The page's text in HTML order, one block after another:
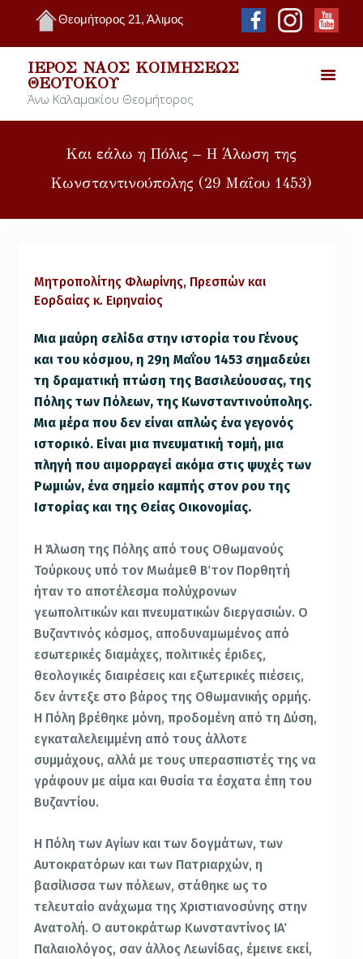
Θεομήτορος 21, Άλιμος
ΙΕΡΌΣ ΝΑΌΣ ΚΟΙΜΉΣΕΩΣ
ΘΕΟΤΌΚΟΥ
Άνω Καλαμακίου Θεομήτορος
Και εάλω η Πόλις – Η Άλωση της
Κωνσταντινούπολης (29 Μαΐου 1453)
Μητροπολίτης Φλωρίνης, Πρεσπών και
Εορδαίας κ. Ειρηναίος
Μια μαύρη σελίδα στην ιστορία του Γένους
και του κόσμου, η 29η Μαΐου 1453 σημαδεύει
τη δραματική πτώση της Βασιλεύουσας, της
Πόλης των Πόλεων, της Κωνσταντινούπολης.
Μια μέρα που δεν είναι απλώς ένα γεγονός
ιστορικό. Είναι μια πνευματική τομή, μια
πληγή που αιμορραγεί ακόμα στις ψυχές των
Ρωμιών, ένα σημείο καμπής στον ρου της
Ιστορίας και της Θείας Οικονομίας.
Η Άλωση της Πόλης από τους Οθωμανούς
Τούρκους υπό τον Μωάμεθ Β΄ τον Πορθητή
ήταν το αποτέλεσμα πολύχρονων
γεωπολιτικών και πνευματικών διεργασιών. Ο
Βυζαντινός κόσμος, αποδυναμωμένος από
εσωτερικές διαμάχες, πολιτικές έριδες,
θεολογικές διαιρέσεις και εξωτερικές πιέσεις,
δεν άντεξε στο βάρος της Οθωμανικής ορμής.
Η Πόλη βρέθηκε μόνη, προδομένη από τη Δύση,
εγκαταλελειμμένη από τους άλλοτε
συμμάχους, αλλά με τους υπερασπιστές της να
γράφουν με αίμα και θυσία τα έσχατα έπη του
Βυζαντίου.
Η Πόλη των Αγίων και των δογμάτων, των
Αυτοκρατόρων και των Πατριαρχών, η
βασίλισσα των πόλεων, στάθηκε ως το
τελευταίο ανάχωμα της Χριστιανοσύνης στην
Ανατολή. Ο αυτοκράτωρ Κωνσταντίνος ΙΑ΄
Παλαιολόγος, σαν άλλος Λεωνίδας, έμεινε εκεί,